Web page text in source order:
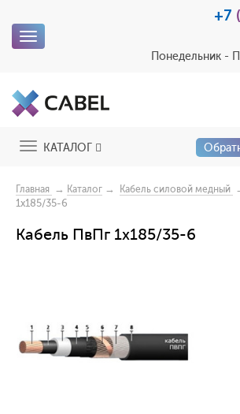
Toggle
+7
Понедельник -
ToggleКАТАЛОГ
Главная → Каталог → Кабель силовой медный
1x185/35-6
Кабель ПвПг 1x185/35-6